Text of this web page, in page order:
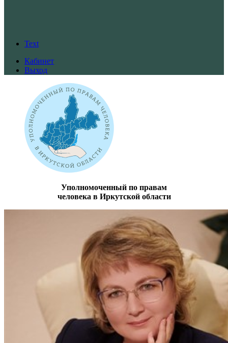
Text
Кабинет
Выход
Уполномоченный по правам
человека в Иркутской области